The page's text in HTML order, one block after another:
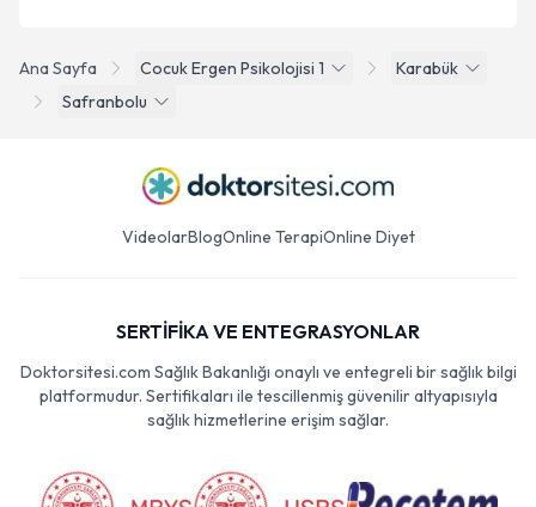
Ana Sayfa Cocuk Ergen Psikolojisi 1
Karabük
Safranbolu
VideolarBlogOnline TerapiOnline Diyet
SERTİFİKA VE ENTEGRASYONLAR
Doktorsitesi.com Sağlık Bakanlığı onaylı ve entegreli bir sağlık bilgi
platformudur. Sertifikaları ile tescillenmiş güvenilir altyapısıyla
sağlık hizmetlerine erişim sağlar.